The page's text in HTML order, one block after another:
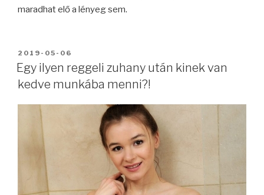
maradhat elő a lényeg sem.
BEKÜLDVE:
2019-05-06
Egy ilyen reggeli zuhany után kinek van
kedve munkába menni?!